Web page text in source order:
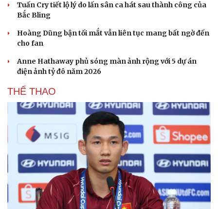
Tuấn Cry tiết lộ lý do lấn sân ca hát sau thành công của
Bắc Bling
Hoàng Dũng bận tối mắt vẫn liên tục mang bất ngờ đến
cho fan
Anne Hathaway phủ sóng màn ảnh rộng với 5 dự án
điện ảnh tỷ đô năm 2026
THỂ THAO